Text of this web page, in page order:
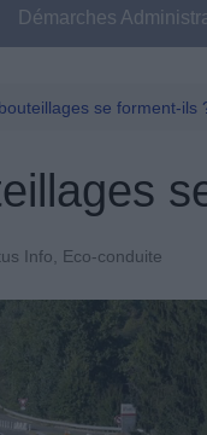
Démarches
Permis De Conduire
se forment-ils
Info, Eco-conduite